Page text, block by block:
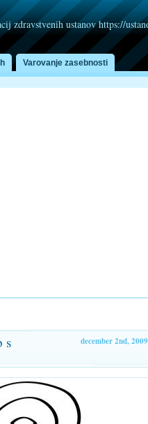
zdravstvenih ustanov https://
Varovanje zasebnosti
december 2nd, 2009
s